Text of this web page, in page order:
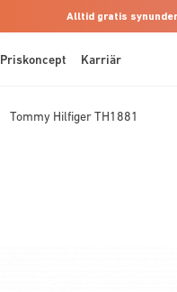
Alltid gratis
Priskoncept Karriär
Tommy Hilfiger TH1881